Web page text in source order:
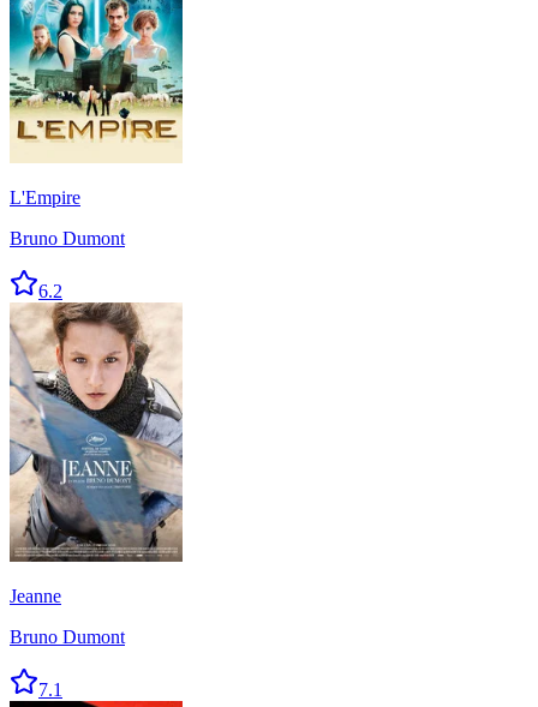
L'Empire
Bruno Dumont
6.2
Jeanne
Bruno Dumont
7.1